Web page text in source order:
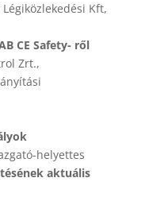
Kft,
CE Safety- ről
Zrt.,
helyettes
aktuális